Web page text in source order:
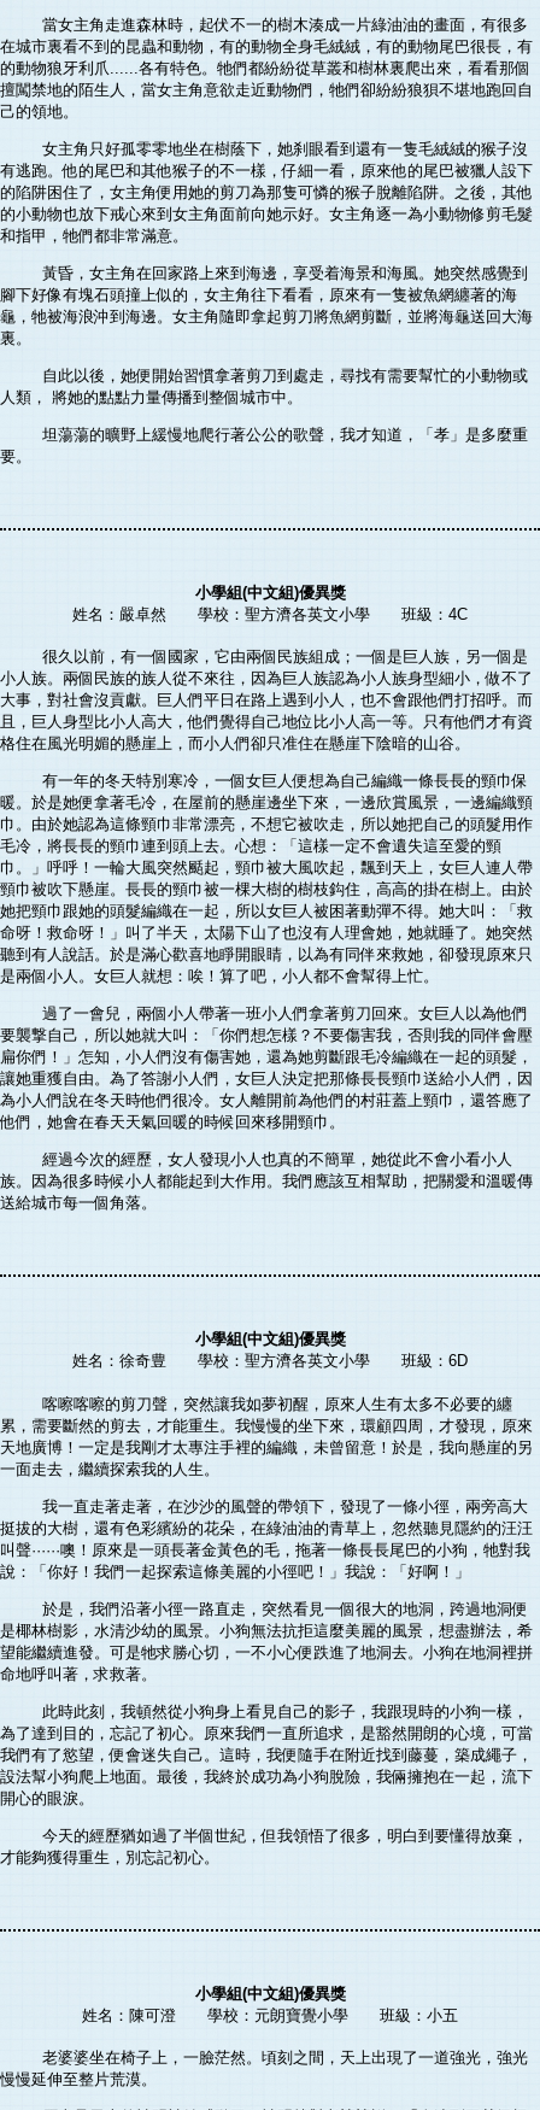
當女主角走進森林時，起伏不一的樹木湊成一片綠油油的畫面，有很多
在城市裏看不到的昆蟲和動物，有的動物全身毛絨絨，有的動物尾巴很長，有
的動物狼牙利爪......各有特色。牠們都紛紛從草叢和樹林裏爬出來，看看那個
擅闖禁地的陌生人，當女主角意欲走近動物們，牠們卻紛紛狼狽不堪地跑回自
己的領地。
女主角只好孤零零地坐在樹蔭下，她刹眼看到還有一隻毛絨絨的猴子沒
有逃跑。他的尾巴和其他猴子的不一樣，仔細一看，原來他的尾巴被獵人設下
的陷阱困住了，女主角便用她的剪刀為那隻可憐的猴子脫離陷阱。之後，其他
的小動物也放下戒心來到女主角面前向她示好。女主角逐一為小動物修剪毛髮
和指甲，牠們都非常滿意。
黃昏，女主角在回家路上來到海邊，享受着海景和海風。她突然感覺到
腳下好像有塊石頭撞上似的，女主角往下看看，原來有一隻被魚網纏著的海
龜，牠被海浪沖到海邊。女主角隨即拿起剪刀將魚網剪斷，並將海龜送回大海
裏。
自此以後，她便開始習慣拿著剪刀到處走，尋找有需要幫忙的小動物或
人類， 將她的點點力量傳播到整個城市中。
坦蕩蕩的曠野上緩慢地爬行著公公的歌聲，我才知道，「孝」是多麼重
要。
小學組(中文組)優異獎
姓名：嚴卓然 學校：聖方濟各英文小學 班級：4C
很久以前，有一個國家，它由兩個民族組成；一個是巨人族，另一個是
小人族。兩個民族的族人從不來往，因為巨人族認為小人族身型細小，做不了
大事，對社會沒貢獻。巨人們平日在路上遇到小人，也不會跟他們打招呼。而
且，巨人身型比小人高大，他們覺得自己地位比小人高一等。只有他們才有資
格住在風光明媚的懸崖上，而小人們卻只准住在懸崖下陰暗的山谷。
有一年的冬天特別寒冷，一個女巨人便想為自己編織一條長長的頸巾保
暖。於是她便拿著毛冷，在屋前的懸崖邊坐下來，一邊欣賞風景，一邊編織頸
巾。由於她認為這條頸巾非常漂亮，不想它被吹走，所以她把自己的頭髮用作
毛冷，將長長的頸巾連到頭上去。心想：「這樣一定不會遺失這至愛的頸
巾。」呼呼！一輪大風突然颳起，頸巾被大風吹起，飄到天上，女巨人連人帶
頸巾被吹下懸崖。長長的頸巾被一棵大樹的樹枝鈎住，高高的掛在樹上。由於
她把頸巾跟她的頭髮編織在一起，所以女巨人被困著動彈不得。她大叫：「救
命呀！救命呀！」叫了半天，太陽下山了也沒有人理會她，她就睡了。她突然
聽到有人說話。於是滿心歡喜地睜開眼睛，以為有同伴來救她，卻發現原來只
是兩個小人。女巨人就想：唉！算了吧，小人都不會幫得上忙。
過了一會兒，兩個小人帶著一班小人們拿著剪刀回來。女巨人以為他們
要襲撃自己，所以她就大叫：「你們想怎樣？不要傷害我，否則我的同伴會壓
扁你們！」怎知，小人們沒有傷害她，還為她剪斷跟毛冷編織在一起的頭髮，
讓她重獲自由。為了答謝小人們，女巨人決定把那條長長頸巾送給小人們，因
為小人們說在冬天時他們很冷。女人離開前為他們的村莊蓋上頸巾，還答應了
他們，她會在春天天氣回暖的時候回來移開頸巾。
經過今次的經歷，女人發現小人也真的不簡單，她從此不會小看小人
族。因為很多時候小人都能起到大作用。我們應該互相幫助，把關愛和溫暖傳
送給城市每一個角落。
小學組(中文組)優異獎
姓名：徐奇豊 學校：聖方濟各英文小學 班級：6D
喀嚓喀嚓的剪刀聲，突然讓我如夢初醒，原來人生有太多不必要的纏
累，需要斷然的剪去，才能重生。我慢慢的坐下來，環顧四周，才發現，原來
天地廣博！一定是我剛才太專注手裡的編織，未曾留意！於是，我向懸崖的另
一面走去，繼續探索我的人生。
我一直走著走著，在沙沙的風聲的帶領下，發現了一條小徑，兩旁高大
挺拔的大樹，還有色彩繽紛的花朵，在綠油油的青草上，忽然聽見隱約的汪汪
叫聲······噢！原來是一頭長著金黃色的毛，拖著一條長長尾巴的小狗，牠對我
說：「你好！我們一起探索這條美麗的小徑吧！」我說：「好啊！」
於是，我們沿著小徑一路直走，突然看見一個很大的地洞，跨過地洞便
是椰林樹影，水清沙幼的風景。小狗無法抗拒這麼美麗的風景，想盡辦法，希
望能繼續進發。可是牠求勝心切，一不小心便跌進了地洞去。小狗在地洞裡拼
命地呼叫著，求救著。
此時此刻，我頓然從小狗身上看見自己的影子，我跟現時的小狗一樣，
為了達到目的，忘記了初心。原來我們一直所追求，是豁然開朗的心境，可當
我們有了慾望，便會迷失自己。這時，我便隨手在附近找到藤蔓，築成繩子，
設法幫小狗爬上地面。最後，我終於成功為小狗脫險，我倆擁抱在一起，流下
開心的眼淚。
今天的經歷猶如過了半個世紀，但我領悟了很多，明白到要懂得放棄，
才能夠獲得重生，別忘記初心。
小學組(中文組)優異獎
姓名：陳可澄 學校：元朗寶覺小學 班級：小五
老婆婆坐在椅子上，一臉茫然。頃刻之間，天上出現了一道強光，強光
慢慢延伸至整片荒漠。